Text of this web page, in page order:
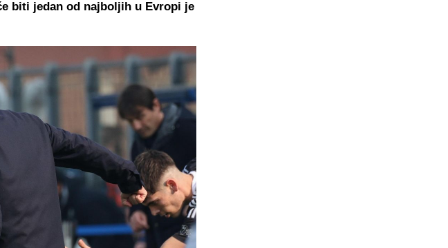
biti jedan od najboljih u Evropi je